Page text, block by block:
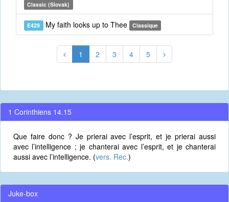
Classic (Slovak)
E429 My faith looks up to Thee Classique
1 2 3 4 5
1 Corinthiens 14.15
Que faire donc ? Je prierai avec l’esprit, et je prierai aussi
avec l’intelligence ; je chanterai avec l’esprit, et je chanterai
aussi avec l’intelligence. (vers. Rec.)
Juke-box